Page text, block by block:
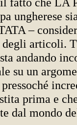
ungherese
–
articoli.
andando
su un
prima e
dal mondo